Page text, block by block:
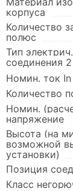
корпуса
Количество
полюс
Тип электрич.
соединения 2
Номин. ток In
Количество
Номин.
напряжение
Высота (на
возможной
установки)
Позиция
Класс